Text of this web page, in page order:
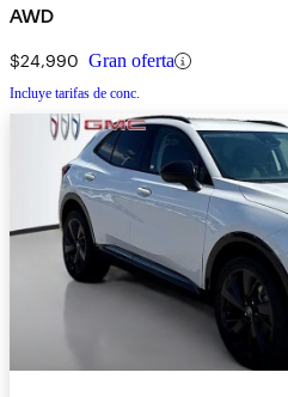
AWD
$24,990 Gran oferta
Incluye tarifas de conc.